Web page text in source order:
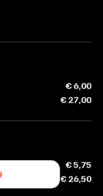
€ 6,00
€ 27,00
€ 5,75
€ 26,50